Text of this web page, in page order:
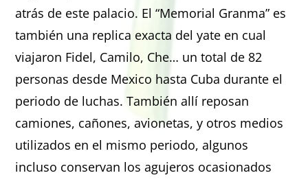
atrás de este palacio. El “Memorial Granma” es
también una replica exacta del yate en cual
viajaron Fidel, Camilo, Che… un total de 82
personas desde Mexico hasta Cuba durante el
periodo de luchas. También allí reposan
camiones, cañones, avionetas, y otros medios
utilizados en el mismo periodo, algunos
incluso conservan los agujeros ocasionados